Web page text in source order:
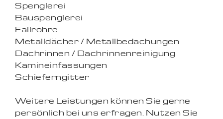
Spenglerei
Bauspenglerei
Fallrohre
Metalldächer / Metallbedachungen
Dachrinnen / Dachrinnenreinigung
Kamineinfassungen
Schieferngitter
Weitere Leistungen können Sie gerne
persönlich bei uns erfragen. Nutzen Sie